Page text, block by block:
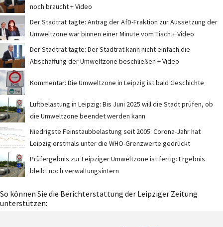
noch braucht + Video
Der Stadtrat tagte: Antrag der AfD-Fraktion zur Aussetzung der
Umweltzone war binnen einer Minute vom Tisch + Video
Der Stadtrat tagte: Der Stadtrat kann nicht einfach die
Abschaffung der Umweltzone beschließen + Video
Kommentar: Die Umweltzone in Leipzig ist bald Geschichte
Luftbelastung in Leipzig: Bis Juni 2025 will die Stadt prüfen, ob
die Umweltzone beendet werden kann
Niedrigste Feinstaubbelastung seit 2005: Corona-Jahr hat
Leipzig erstmals unter die WHO-Grenzwerte gedrückt
Prüfergebnis zur Leipziger Umweltzone ist fertig: Ergebnis
bleibt noch verwaltungsintern
So können Sie die Berichterstattung der Leipziger Zeitung
unterstützen: